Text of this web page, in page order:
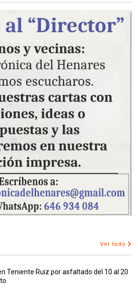
Ver todo
Teniente Ruiz por asfaltado del 10 al 20